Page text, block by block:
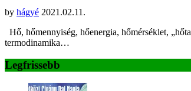
by hágyé 2021.02.11.
Hő, hőmennyiség, hőenergia, hőmérséklet,
termodinamika…
Legfrissebb